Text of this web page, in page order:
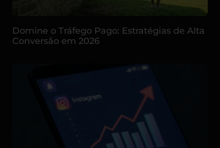
Domine o Tráfego Pago: Estratégias de Alta
Conversão em 2026